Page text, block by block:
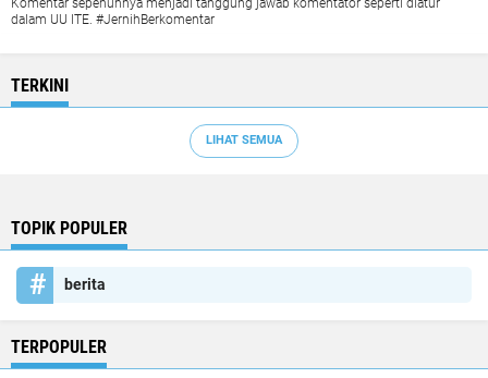
dalam UU ITE. #JernihBerkomentar
TERKINI
LIHAT SEMUA
TOPIK POPULER
berita
TERPOPULER